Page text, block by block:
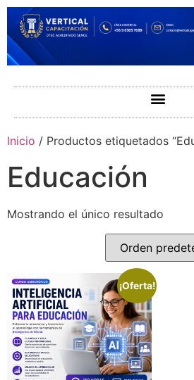
Inicio / Productos etiquetados
Educación
Mostrando el único resultado
¡Oferta!